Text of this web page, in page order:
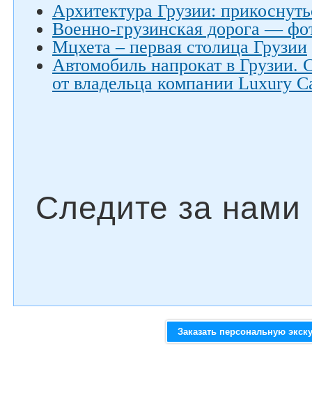
Архитектура Грузии:
Военно-грузинская дорога —
Мцхета – первая столица Грузии
Автомобиль напрокат в Грузии.
от владельца компании Luxury
Заказать персональную